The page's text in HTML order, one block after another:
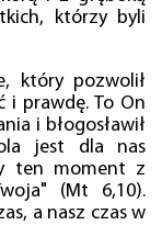
którzy byli
który pozwolił
i prawdę. To On
i błogosławił
jest dla nas
ten moment z
(Mt 6,10).
a nasz czas w